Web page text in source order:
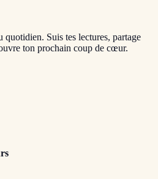
quotidien. Suis tes lectures, partage
ton prochain coup de cœur.